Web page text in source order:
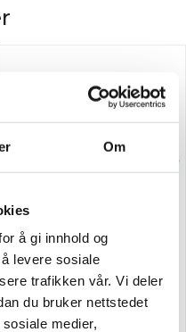
Om
å gi innhold og
levere sosiale
trafikken vår. Vi deler
du bruker nettstedet
medier,
Bogskinke grillet 500g
Pris
kr 124,10